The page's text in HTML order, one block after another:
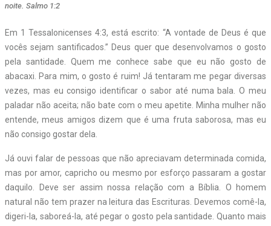
noite. Salmo 1:2
Em 1 Tessalonicenses 4:3, está escrito: “A vontade de Deus é que
vocês sejam santificados.” Deus quer que desenvolvamos o gosto
pela santidade. Quem me conhece sabe que eu não gosto de
abacaxi. Para mim, o gosto é ruim! Já tentaram me pegar diversas
vezes, mas eu consigo identificar o sabor até numa bala. O meu
paladar não aceita; não bate com o meu apetite. Minha mulher não
entende, meus amigos dizem que é uma fruta saborosa, mas eu
não consigo gostar dela.
Já ouvi falar de pessoas que não apreciavam determinada comida,
mas por amor, capricho ou mesmo por esforço passaram a gostar
daquilo. Deve ser assim nossa relação com a Bíblia. O homem
natural não tem prazer na leitura das Escrituras. Devemos comê-la,
digeri-la, saboreá-la, até pegar o gosto pela santidade. Quanto mais